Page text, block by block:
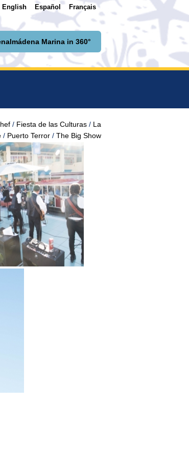
English Español Français
Marina in 360°
Fiesta de las Culturas
La
Puerto Terror The Big Show